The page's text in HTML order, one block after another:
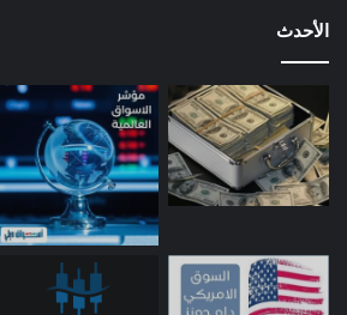
الأحدث